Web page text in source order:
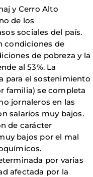
y Cerro Alto
de los
sociales del país.
condiciones de
de pobreza y la
al 53%. La
para el sostenimiento
familia) se completa
jornaleros en las
salarios muy bajos.
de carácter
bajos por el mal
por varias
afectada por la